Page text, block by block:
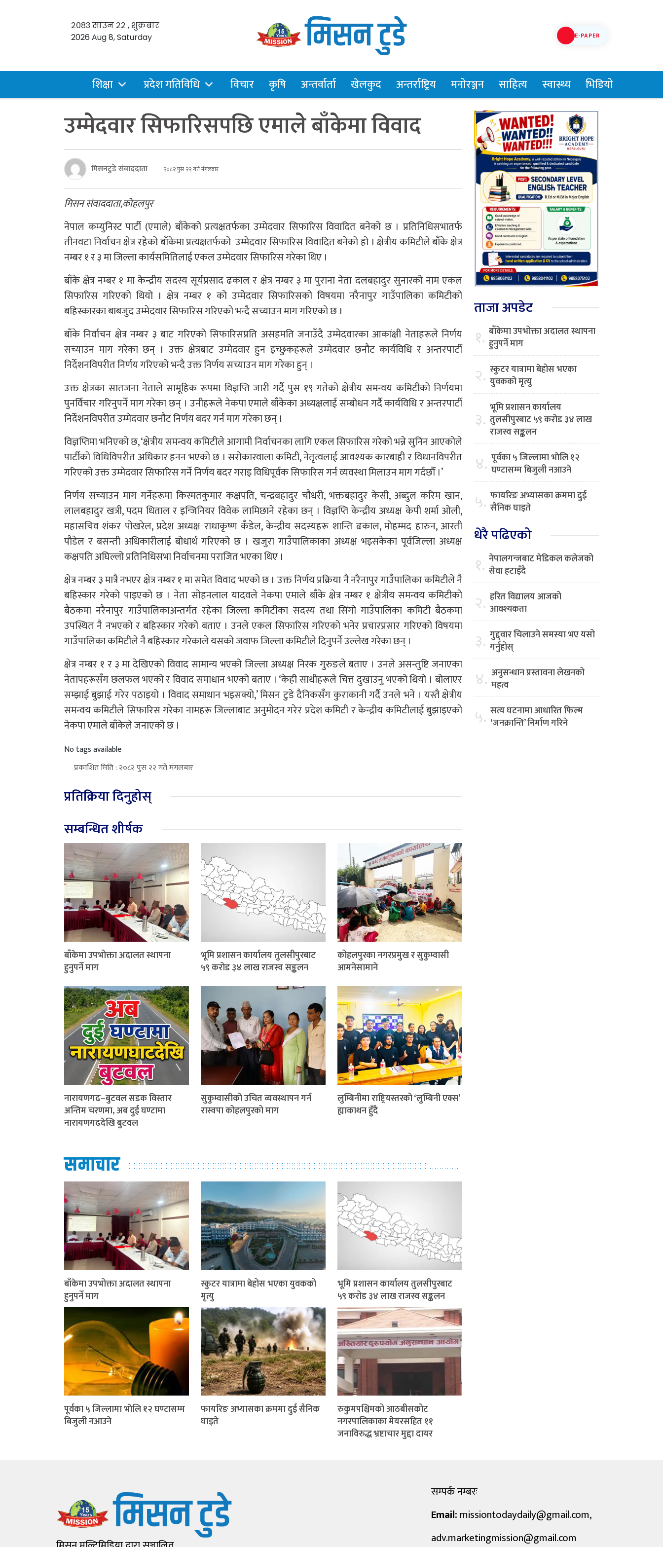
२०८३ साउन २२ , शुक्रबार
2026 Aug 8, Saturday
E-PAPER
शिक्षा प्रदेश गतिविधि विचार कृषि अन्तर्वार्ता खेलकुद अन्तर्राष्ट्रिय मनोरञ्जन साहित्य स्वास्थ्य भिडियो
उम्मेदवार सिफारिसपछि एमाले बाँकेमा विवाद
मिसनटुडे संवाददाता २०८२ पुस २२ गते मंगलबार
मिसन संवाददाता,कोहलपुर
नेपाल कम्युनिस्ट पार्टी (एमाले) बाँकेको प्रत्यक्षतर्फका उम्मेदवार सिफारिस विवादित बनेको छ । प्रतिनिधिसभातर्फ
तीनवटा निर्वाचन क्षेत्र रहेको बाँकेमा प्रत्यक्षतर्फको उम्मेदवार सिफारिस विवादित बनेको हो । क्षेत्रीय कमिटीले बाँके क्षेत्र
नम्बर १ र ३ मा जिल्ला कार्यसमितिलाई एकल उम्मेदवार सिफारिस गरेका थिए ।
बाँके क्षेत्र नम्बर १ मा केन्द्रीय सदस्य सूर्यप्रसाद ढकाल र क्षेत्र नम्बर ३ मा पुराना नेता दलबहादुर सुनारको नाम एकल
सिफारिस गरिएको थियो । क्षेत्र नम्बर १ को उम्मेदवार सिफारिसको विषयमा नरैनापुर गाउँपालिका कमिटीको
बहिस्कारका बाबजुद उम्मेदवार सिफारिस गरिएको भन्दै सच्याउन माग गरिएको छ ।
बाँके निर्वाचन क्षेत्र नम्बर ३ बाट गरिएको सिफारिसप्रति असहमति जनाउँदै उम्मेदवारका आकांक्षी नेताहरूले निर्णय
सच्याउन माग गरेका छन् । उक्त क्षेत्रबाट उम्मेदवार हुन इच्छुकहरूले उम्मेदवार छनौट कार्यविधि र अन्तरपार्टी
निर्देशनविपरीत निर्णय गरिएको भन्दै उक्त निर्णय सच्याउन माग गरेका हुन् ।
उक्त क्षेत्रका सातजना नेताले सामूहिक रूपमा विज्ञप्ति जारी गर्दै पुस १९ गतेको क्षेत्रीय समन्वय कमिटीको निर्णयमा
पुनर्विचार गरिनुपर्ने माग गरेका छन् । उनीहरूले नेकपा एमाले बाँकेका अध्यक्षलाई सम्बोधन गर्दै कार्यविधि र अन्तरपार्टी
निर्देशनविपरीत उम्मेदवार छनौट निर्णय बदर गर्न माग गरेका छन् ।
विज्ञप्तिमा भनिएको छ, ‘क्षेत्रीय समन्वय कमिटीले आगामी निर्वाचनका लागि एकल सिफारिस गरेको भन्ने सुनिन आएकोले
पार्टीको विधिविपरीत अधिकार हनन भएको छ । सरोकारवाला कमिटी, नेतृत्वलाई आवश्यक कारबाही र विधानविपरीत
गरिएको उक्त उम्मेदवार सिफारिस गर्ने निर्णय बदर गराइ विधिपूर्वक सिफारिस गर्न व्यवस्था मिलाउन माग गर्दछौँ ।’
निर्णय सच्याउन माग गर्नेहरूमा किस्मतकुमार कक्षपति, चन्द्रबहादुर चौधरी, भक्तबहादुर केसी, अब्दुल करिम खान,
लालबहादुर खत्री, पदम धिताल र इन्जिनियर विवेक लामिछाने रहेका छन् । विज्ञप्ति केन्द्रीय अध्यक्ष केपी शर्मा ओली,
महासचिव शंकर पोखरेल, प्रदेश अध्यक्ष राधाकृष्ण कँडेल, केन्द्रीय सदस्यहरू शान्ति ढकाल, मोहम्मद हारुन, आरती
पौडेल र बसन्ती अधिकारीलाई बोधार्थ गरिएको छ । खजुरा गाउँपालिकाका अध्यक्ष भइसकेका पूर्वजिल्ला अध्यक्ष
कक्षपति अघिल्लो प्रतिनिधिसभा निर्वाचनमा पराजित भएका थिए ।
क्षेत्र नम्बर ३ मात्रै नभएर क्षेत्र नम्बर १ मा समेत विवाद भएको छ । उक्त निर्णय प्रक्रिया नै नरैनापुर गाउँपालिका कमिटीले नै
बहिस्कार गरेको पाइएको छ । नेता सोहनलाल यादवले नेकपा एमाले बाँके क्षेत्र नम्बर १ क्षेत्रीय समन्वय कमिटीको
बैठकमा नरैनापुर गाउँपालिकाअन्तर्गत रहेका जिल्ला कमिटीका सदस्य तथा सिंगो गाउँपालिका कमिटी बैठकमा
उपस्थित नै नभएको र बहिस्कार गरेको बताए । उनले एकल सिफारिस गरिएको भनेर प्रचारप्रसार गरिएको विषयमा
गाउँपालिका कमिटीले नै बहिस्कार गरेकाले यसको जवाफ जिल्ला कमिटीले दिनुपर्ने उल्लेख गरेका छन् ।
क्षेत्र नम्बर १ र ३ मा देखिएको विवाद सामान्य भएको जिल्ला अध्यक्ष निरक गुरुङले बताए । उनले असन्तुष्टि जनाएका
नेतापहरूसँग छलफल भएको र विवाद समाधान भएको बताए । ‘केही साथीहरूले चित्त दुखाउनु भएको थियो । बोलाएर
सम्झाई बुझाई गरेर पठाइयो । विवाद समाधान भइसक्यो,’ मिसन टुडे दैनिकसँग कुराकानी गर्दै उनले भने । यस्तै क्षेत्रीय
समन्वय कमिटीले सिफारिस गरेका नामहरू जिल्लाबाट अनुमोदन गरेर प्रदेश कमिटी र केन्द्रीय कमिटीलाई बुझाइएको
नेकपा एमाले बाँकेले जनाएको छ ।
No tags available
प्रकाशित मिति : २०८२ पुस २२ गते मंगलबार
प्रतिक्रिया दिनुहोस्
सम्बन्धित शीर्षक
बाँकेमा उपभोक्ता अदालत स्थापना
हुनुपर्ने माग
भूमि प्रशासन कार्यालय तुलसीपुरबाट
५९ करोड ३४ लाख राजस्व सङ्कलन
कोहलपुरका नगरप्रमुख र सुकुम्वासी
आमनेसामाने
नारायणगढ–बुटवल सडक विस्तार
अन्तिम चरणमा, अब दुई घण्टामा
नारायणगढदेखि बुटवल
सुकुम्वासीको उचित व्यवस्थापन गर्न
रास्वपा कोहलपुरको माग
लुम्बिनीमा राष्ट्रियस्तरको ‘लुम्बिनी एक्स’
ह्याकाथन हुँदै
समाचार
बाँकेमा उपभोक्ता अदालत स्थापना
हुनुपर्ने माग
स्कुटर यात्रामा बेहोस भएका युवकको
मृत्यु
भूमि प्रशासन कार्यालय तुलसीपुरबाट
५९ करोड ३४ लाख राजस्व सङ्कलन
पूर्वका ५ जिल्लामा भाेलि १२ घण्टासम्म
बिजुली नआउने
फायरिङ अभ्यासका क्रममा दुई सैनिक
घाइते
रुकुमपश्चिमको आठबीसकोट
नगरपालिकाका मेयरसहित ११
जनाविरुद्ध भ्रष्टाचार मुद्दा दायर
ताजा अपडेट
१. बाँकेमा उपभोक्ता अदालत स्थापना
हुनुपर्ने माग
२. स्कुटर यात्रामा बेहोस भएका
युवकको मृत्यु
३. भूमि प्रशासन कार्यालय
तुलसीपुरबाट ५९ करोड ३४ लाख
राजस्व सङ्कलन
४. पूर्वका ५ जिल्लामा भाेलि १२
घण्टासम्म बिजुली नआउने
५. फायरिङ अभ्यासका क्रममा दुई
सैनिक घाइते
धेरै पढिएको
१. नेपालगन्जबाट मेडिकल कलेजको
सेवा हटाइँदै
२. हरित विद्यालय आजको
आवश्यकता
३. गुद्द्वार चिलाउने समस्या भए यसो
गर्नुहोस्
४. अनुसन्धान प्रस्तावना लेखनको
महत्व
५. सत्य घटनामा आधारित फिल्म
‘जनक्रान्ति’ निर्माण गरिने
सम्पर्क नम्बरः
Email: missiontodaydaily@gmail.com,
adv.marketingmission@gmail.com